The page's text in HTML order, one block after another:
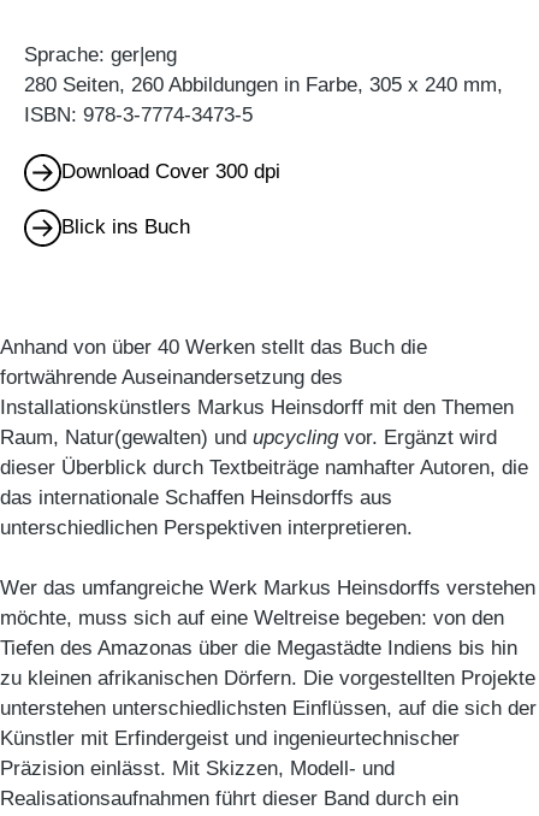
Sprache: ger|eng
280 Seiten, 260 Abbildungen in Farbe, 305 x 240 mm,
ISBN: 978-3-7774-3473-5
Download Cover 300 dpi
Blick ins Buch
Anhand von über 40 Werken stellt das Buch die
fortwährende Auseinandersetzung des
Installationskünstlers Markus Heinsdorff mit den Themen
Raum, Natur(gewalten) und upcyclingvor. Ergänzt wird
dieser Überblick durch Textbeiträge namhafter Autoren, die
das internationale Schaffen Heinsdorffs aus
unterschiedlichen Perspektiven interpretieren.
Wer das umfangreiche Werk Markus Heinsdorffs verstehen
möchte, muss sich auf eine Weltreise begeben: von den
Tiefen des Amazonas über die Megastädte Indiens bis hin
zu kleinen afrikanischen Dörfern. Die vorgestellten Projekte
unterstehen unterschiedlichsten Einflüssen, auf die sich der
Künstler mit Erfindergeist und ingenieurtechnischer
Präzision einlässt. Mit Skizzen, Modell- und
Realisationsaufnahmen führt dieser Band durch ein